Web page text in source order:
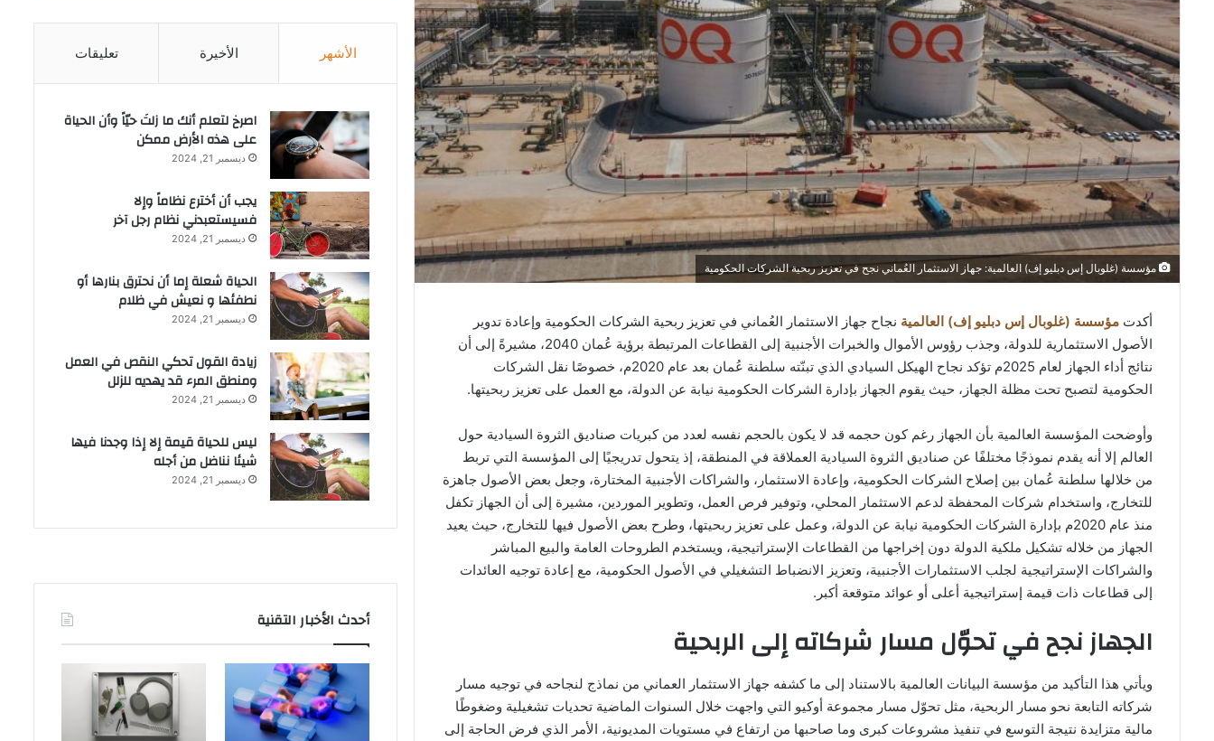
مؤسسة (غلوبال إس دبليو إف) العالمية: جهاز الاستثمار العُماني نجح في تعزيز ربحية الشركات الحكومية
أكدت مؤسسة (غلوبال إس دبليو إف) العالمية نجاح جهاز الاستثمار العُماني في تعزيز ربحية الشركات الحكومية وإعادة تدوير
الأصول الاستثمارية للدولة، وجذب رؤوس الأموال والخبرات الأجنبية إلى القطاعات المرتبطة برؤية عُمان 2040، مشيرةً إلى أن
نتائج أداء الجهاز لعام 2025م تؤكد نجاح الهيكل السيادي الذي تبنّته سلطنة عُمان بعد عام 2020م، خصوصًا نقل الشركات
الحكومية لتصبح تحت مظلة الجهاز، حيث يقوم الجهاز بإدارة الشركات الحكومية نيابة عن الدولة، مع العمل على تعزيز ربحيتها.
وأوضحت المؤسسة العالمية بأن الجهاز رغم كون حجمه قد لا يكون بالحجم نفسه لعدد من كبريات صناديق الثروة السيادية حول
العالم إلا أنه يقدم نموذجًا مختلفًا عن صناديق الثروة السيادية العملاقة في المنطقة، إذ يتحول تدريجيًا إلى المؤسسة التي تربط
من خلالها سلطنة عُمان بين إصلاح الشركات الحكومية، وإعادة الاستثمار، والشراكات الأجنبية المختارة، وجعل بعض الأصول جاهزة
للتخارج، واستخدام شركات المحفظة لدعم الاستثمار المحلي، وتوفير فرص العمل، وتطوير الموردين، مشيرة إلى أن الجهاز تكفل
منذ عام 2020م بإدارة الشركات الحكومية نيابة عن الدولة، وعمل على تعزيز ربحيتها، وطرح بعض الأصول فيها للتخارج، حيث يعيد
الجهاز من خلاله تشكيل ملكية الدولة دون إخراجها من القطاعات الإستراتيجية، ويستخدم الطروحات العامة والبيع المباشر
والشراكات الإستراتيجية لجلب الاستثمارات الأجنبية، وتعزيز الانضباط التشغيلي في الأصول الحكومية، مع إعادة توجيه العائدات
إلى قطاعات ذات قيمة إستراتيجية أعلى أو عوائد متوقعة أكبر.
الجهاز نجح في تحوّل مسار شركاته إلى الربحية
ويأتي هذا التأكيد من مؤسسة البيانات العالمية بالاستناد إلى ما كشفه جهاز الاستثمار العماني من نماذج لنجاحه في توجيه مسار
شركاته التابعة نحو مسار الربحية، مثل تحوّل مسار مجموعة أوكيو التي واجهت خلال السنوات الماضية تحديات تشغيلية وضغوطًا
مالية متزايدة نتيجة التوسع في تنفيذ مشروعات كبرى وما صاحبها من ارتفاع في مستويات المديونية، الأمر الذي فرض الحاجة إلى
الأشهر الأخيرة تعليقات
‫اصرخ لتعلم أنك ما زلتَ حيّاً وأن الحياة
على هذه الأرض ممكن
ديسمبر 21, 2024
يجب أن أخترع نظاماً وإلا
فسيستعبدني نظام رجل آخر
ديسمبر 21, 2024
الحياة شعلة إما أن نحترق بنارها أو
نطفئها و نعيش في ظلام
ديسمبر 21, 2024
زيادة القول تحكي النقص في العمل
ومنطق المرء قد يهديه للزلل
ديسمبر 21, 2024
ليس للحياة قيمة إلا إذا وجدنا فيها
شيئا نناضل من أجله
ديسمبر 21, 2024
أحدث الأخبار التقنية